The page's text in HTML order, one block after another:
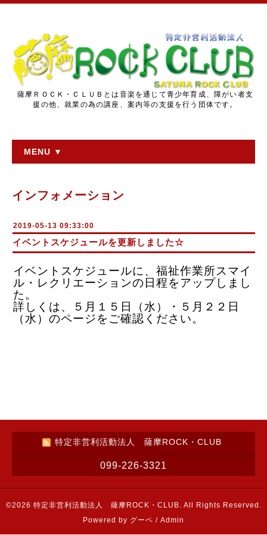
薩摩ＲＯＣＫ・ＣＬＵＢとは音楽を通じて青少年育成、障がい者支
援の他、就業の為の講座、案内等の支援を行う団体です。
MENU ▼
インフォメーション
2019-05-13 09:33:00
イベントスケジュールを更新しました☆
イベントスケジュールに、福祉作業所スマイ
ル・レクリエーションの日程をアップしまし
た。
詳しくは、５月１５日（水）・５月２２日
（水）のページをご確認ください。
特定非営利活動法人 薩摩ROCK・CLUB
099-226-3321
©2026 特定非営利活動法人 薩摩ROCK・CLUB. All Rights Reserved.
Powered by グーペ / Admin